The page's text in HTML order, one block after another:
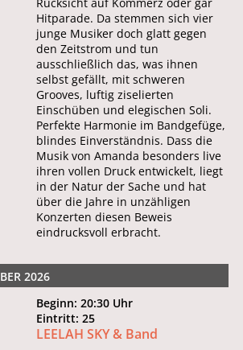
Rücksicht auf Kommerz oder gar
Hitparade. Da stemmen sich vier
junge Musiker doch glatt gegen
den Zeitstrom und tun
ausschließlich das, was ihnen
selbst gefällt, mit schweren
Grooves, luftig ziselierten
Einschüben und elegischen Soli.
Perfekte Harmonie im Bandgefüge,
blindes Einverständnis. Dass die
Musik von Amanda besonders live
ihren vollen Druck entwickelt, liegt
in der Natur der Sache und hat
über die Jahre in unzähligen
Konzerten diesen Beweis
eindrucksvoll erbracht.
2026
Beginn: 20:30 Uhr
Eintritt: 25
LEELAH SKY & Band